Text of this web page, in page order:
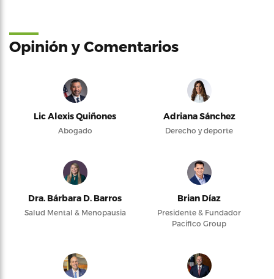
Opinión y Comentarios
Lic Alexis Quiñones
Abogado
Adriana Sánchez
Derecho y deporte
Dra. Bárbara D. Barros
Salud Mental & Menopausia
Brian Díaz
Presidente & Fundador
Pacifico Group